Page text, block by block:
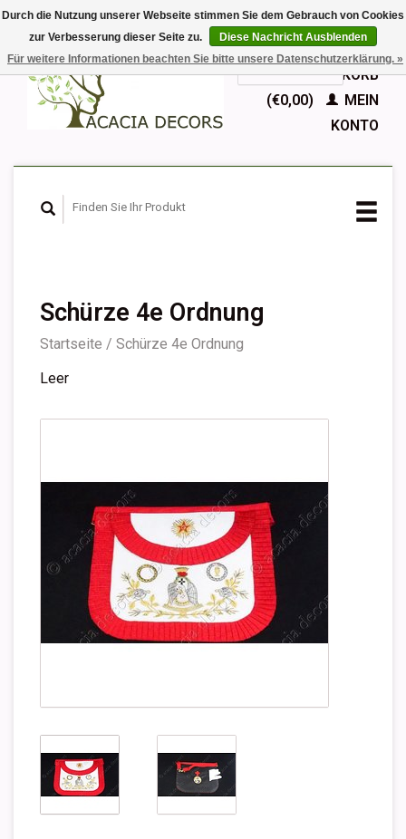
EUR
GBPDeutsch
Nederlands
English
IHR WARENKORB
(€0,00)
MEIN
KONTO
Schürze 4e Ordnung
Startseite / Schürze 4e Ordnung
Leer
Durch die Nutzung unserer Webseite stimmen Sie dem Gebrauch von Cookies
zur Verbesserung dieser Seite zu.
Diese Nachricht Ausblenden
Für weitere Informationen beachten Sie bitte unsere Datenschutzerklärung. »